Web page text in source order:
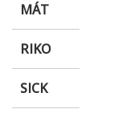
MÁT
RIKO
SICK